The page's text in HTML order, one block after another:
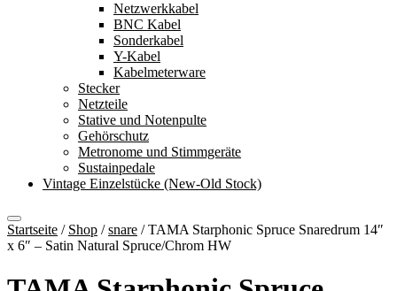
Netzwerkkabel
BNC Kabel
Sonderkabel
Y-Kabel
Kabelmeterware
Stecker
Netzteile
Stative und Notenpulte
Gehörschutz
Metronome und Stimmgeräte
Sustainpedale
Vintage Einzelstücke (New-Old Stock)
Startseite / Shop /snare /TAMA Starphonic Spruce Snaredrum 14″
x 6″ – Satin Natural Spruce/Chrom HW